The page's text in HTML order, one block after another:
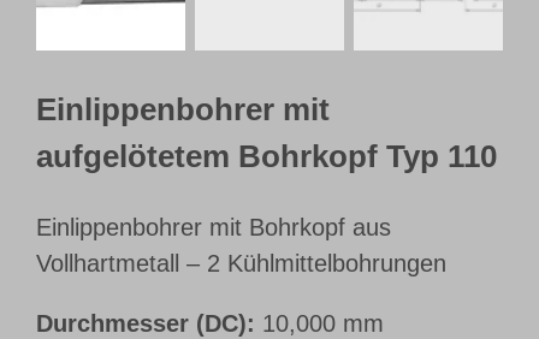
Einlippenbohrer mit
aufgelötetem Bohrkopf Typ 110
Einlippenbohrer mit Bohrkopf aus
Vollhartmetall – 2 Kühlmittelbohrungen
Durchmesser (DC): 10,000 mm